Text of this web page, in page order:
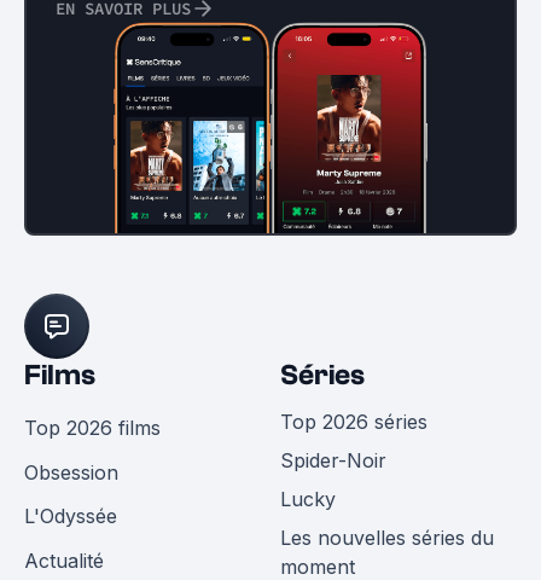
EN SAVOIR PLUS
Films
Top 2026 films
Obsession
L'Odyssée
Actualité
Séries
Top 2026 séries
Spider-Noir
Lucky
Les nouvelles séries du
moment